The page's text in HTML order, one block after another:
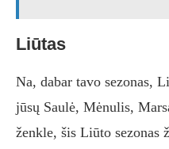
Liūtas
Na, dabar tavo sezonas,
jūsų Saulė, Mėnulis,
ženkle, šis Liūto sezonas